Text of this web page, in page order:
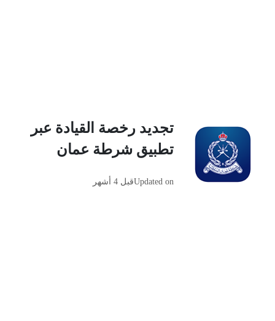
تجديد رخصة القيادة عبر
تطبيق شرطة عمان ‏
Updated onقبل 4 أشهر